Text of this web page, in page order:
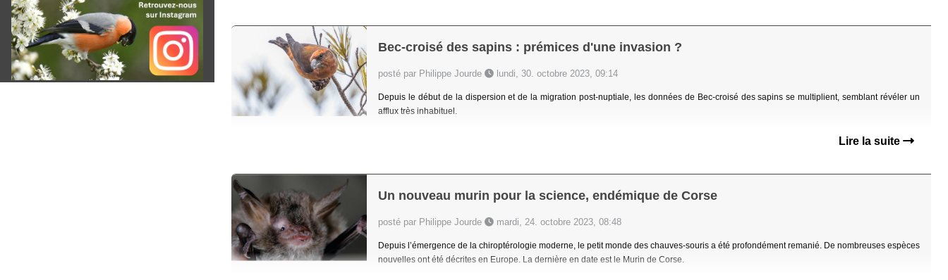
Bec-croisé des sapins : prémices d'une invasion ?
posté par Philippe Jourde lundi, 30. octobre 2023, 09:14
Depuis le début de la dispersion et de la migration post-nuptiale, les données de Bec-croisé des sapins se multiplient, semblant révéler un
afflux très inhabituel.
Lire la suite
Un nouveau murin pour la science, endémique de Corse
posté par Philippe Jourde mardi, 24. octobre 2023, 08:48
Depuis l’émergence de la chiroptérologie moderne, le petit monde des chauves-souris a été profondément remanié. De nombreuses espèces
nouvelles ont été décrites en Europe. La dernière en date est le Murin de Corse.